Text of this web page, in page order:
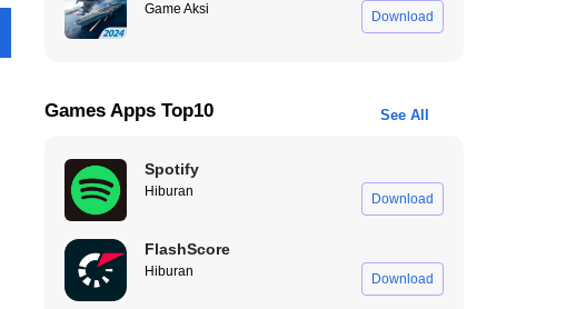
Game Aksi Download
Games Apps Top10 See All
Spotify
Hiburan Download
FlashScore
Hiburan Download